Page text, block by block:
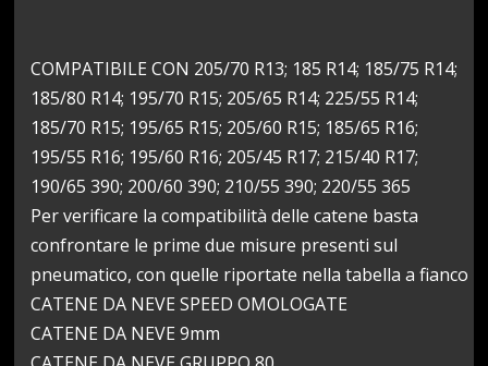
COMPATIBILE CON 205/70 R13; 185 R14; 185/75 R14;
185/80 R14; 195/70 R15; 205/65 R14; 225/55 R14;
185/70 R15; 195/65 R15; 205/60 R15; 185/65 R16;
195/55 R16; 195/60 R16; 205/45 R17; 215/40 R17;
190/65 390; 200/60 390; 210/55 390; 220/55 365
Per verificare la compatibilità delle catene basta
confrontare le prime due misure presenti sul
pneumatico, con quelle riportate nella tabella a fianco
CATENE DA NEVE SPEED OMOLOGATE
CATENE DA NEVE 9mm